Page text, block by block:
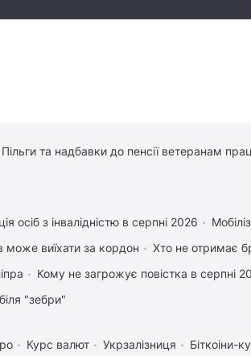
Пільги та надбавки до пенсії ветеранам
осіб з інвалідністю в серпні 2026
може виїхати за кордон
Хто не отримає
Кому не загрожує повістка в серпні
"зебри"
Курс валют Укрзалізниця
Біткоіни-